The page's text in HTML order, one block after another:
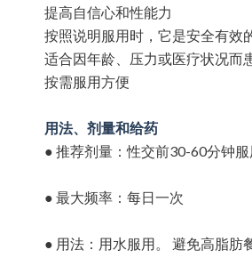
提高自信心和性能力
按照说明服用时，它是安全有效
适合因年龄、压力或医疗状况而
按需服用方便
用法、剂量和给药
● 推荐剂量：性交前30-60分钟服
● 最大频率：每日一次
● 用法：用水服用。 避免高脂肪